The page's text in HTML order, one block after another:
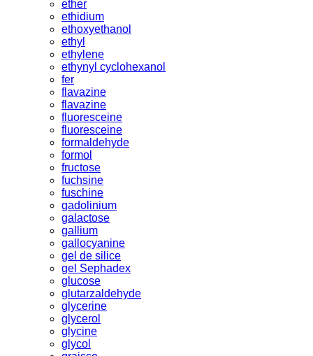
ether
ethidium
ethoxyethanol
ethyl
ethylene
ethynyl cyclohexanol
fer
flavazine
flavazine
fluoresceine
fluoresceine
formaldehyde
formol
fructose
fuchsine
fuschine
gadolinium
galactose
gallium
gallocyanine
gel de silice
gel Sephadex
glucose
glutarzaldehyde
glycerine
glycerol
glycine
glycol